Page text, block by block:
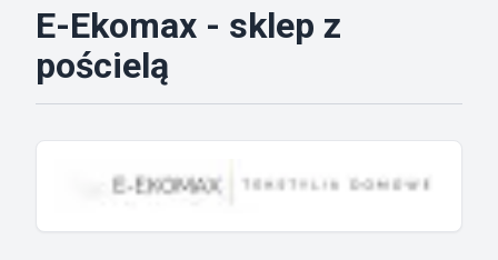
E-Ekomax - sklep z
pościelą